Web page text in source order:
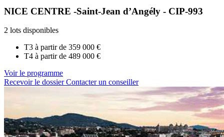
NICE CENTRE -Saint-Jean d’Angély - CIP-993
2 lots disponibles
T3 à partir de 359 000 €
T4 à partir de 489 000 €
Voir le programme
Recevoir le dossierContacter un conseiller